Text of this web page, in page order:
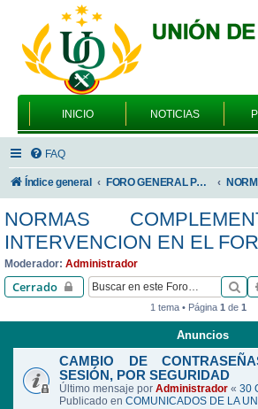
INICIO NOTICIAS
FAQ
Índice general FORO GENERAL PARA TODOS LOS USUARIOS
NORMAS
INTERVENCION EN EL
Moderador: Administrador
Cerrado
1 tema • Página 1de 1
Anuncios
CAMBIO DE
SESIÓN, POR SEGURIDAD
Último mensaje por Administrador « 30
Publicado en COMUNICADOS DE LA